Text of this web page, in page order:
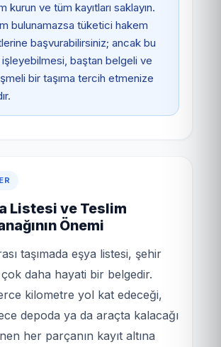
kurun ve tüm kayıtları saklayın.
bulunamazsa tüketici hakem
başvurabilirsiniz; ancak bu
işleyebilmesi, baştan belgeli ve
bir taşıma tercih etmenize
Listesi ve Teslim
Önemi
taşımada eşya listesi, şehir
daha hayati bir belgedir.
kilometre yol kat edeceği,
depoda ya da araçta kalacağı
her parçanın kayıt altına